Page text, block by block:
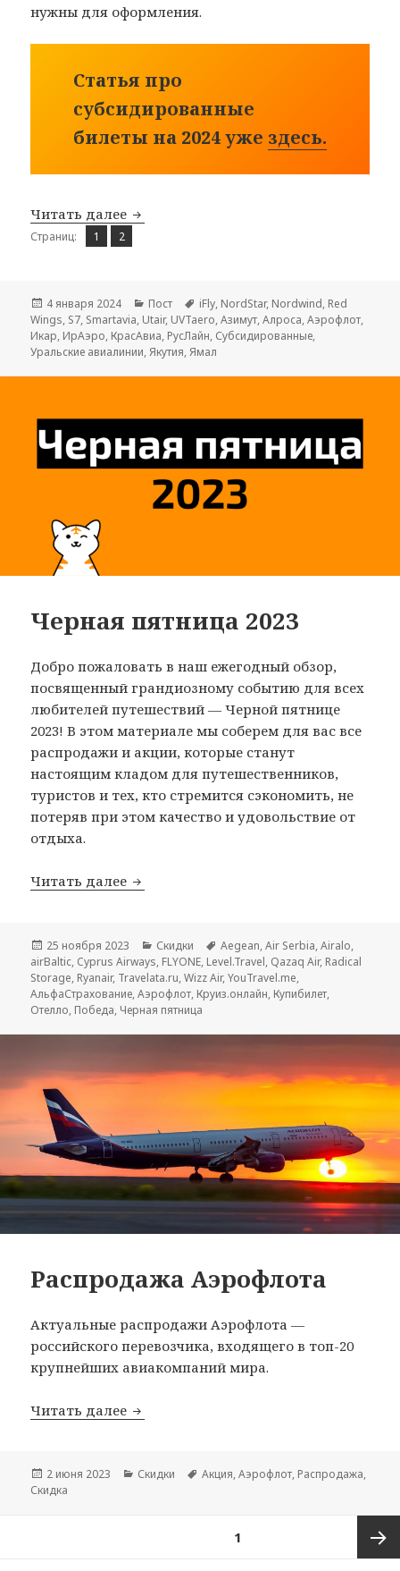
нужны для оформления.
Статья про
субсидированные
билеты на 2024 уже здесь.
Читать далее Субсидированные билеты на 2023 год
Страниц: Страница
1 ,
Страница
2
Опубликовано
4 января 2024 Рубрики
Пост Метки
iFly, NordStar, Nordwind, Red
Wings, S7, Smartavia, Utair, UVTaero,Азимут,Алроса,Аэрофлот,
Икар, ИрАэро, КрасАвиа, РусЛайн, Субсидированные,
Уральские авиалинии,Якутия,Ямал
Черная пятница 2023
Добро пожаловать в наш ежегодный обзор,
посвященный грандиозному событию для всех
любителей путешествий — Черной пятнице
2023! В этом материале мы соберем для вас все
распродажи и акции, которые станут
настоящим кладом для путешественников,
туристов и тех, кто стремится сэкономить, не
потеряв при этом качество и удовольствие от
отдыха.
Читать далее Черная пятница 2023
Опубликовано
25 ноября 2023 Рубрики
Скидки Метки
Aegean,Air Serbia,Airalo,
airBaltic, Cyprus Airways, FLYONE, Level.Travel, Qazaq Air, Radical
Storage, Ryanair, Travelata.ru,Wizz Air,YouTravel.me,
АльфаСтрахование,Аэрофлот, Круиз.онлайн, Купибилет,
Отелло, Победа, Черная пятница
Распродажа Аэрофлота
Актуальные распродажи Аэрофлота —
российского перевозчика, входящего в топ-20
крупнейших авиакомпаний мира.
Читать далее Распродажа Аэрофлота
Опубликовано
2 июня 2023 Рубрики
Скидки Метки
Акция,Аэрофлот, Распродажа,
Скидка
1